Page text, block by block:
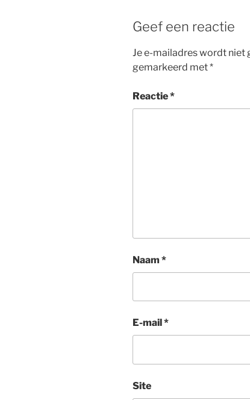
Geef een reactie
Je e-mailadres wordt niet
gemarkeerd met*
Reactie*
Naam *
E-mail *
Site